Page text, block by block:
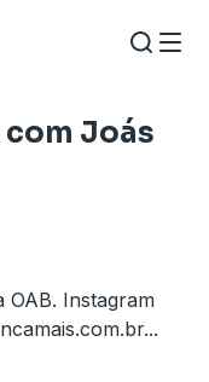
com Joás
OAB. Instagram
...